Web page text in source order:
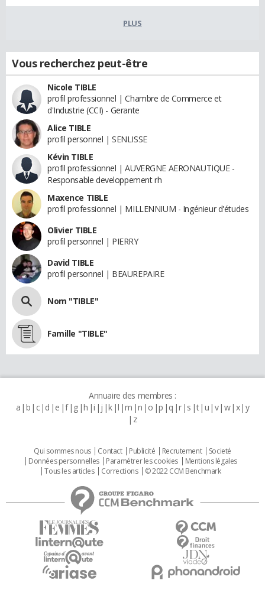
PLUS
Vous recherchez peut-être
Nicole TIBLE
profil professionnel | Chambre de Commerce et
d'Industrie (CCI) - Gerante
Alice TIBLE
profil personnel | SENLISSE
Kévin TIBLE
profil professionnel | AUVERGNE AERONAUTIQUE -
Responsable developpement rh
Maxence TIBLE
profil professionnel | MILLENNIUM - Ingénieur d'études
Olivier TIBLE
profil personnel | PIERRY
David TIBLE
profil personnel | BEAUREPAIRE
Nom "TIBLE"
Famille "TIBLE"
Annuaire des membres :
a b c d e f g h i j k l m n o p q r s t u v w x y
z
Qui sommes nous Contact Publicité Recrutement
Societé
Données personnelles
Paramétrer les cookies
Mentions légales
Tous les articles
Corrections © 2022 CCM Benchmark